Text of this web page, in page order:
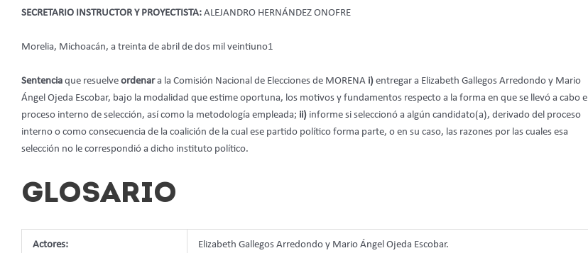
SECRETARIO INSTRUCTOR Y PROYECTISTA: ALEJANDRO HERNÁNDEZ ONOFRE
Morelia, Michoacán, a treinta de abril de dos mil veintiuno1
Sentencia que resuelve ordenara la Comisión Nacional de Elecciones de MORENA i) entregar a Elizabeth Gallegos Arredondo y Mario
Ángel Ojeda Escobar, bajo la modalidad que estime oportuna, los motivos y fundamentos respecto a la forma en que se llevó a cabo el
proceso interno de selección, así como la metodología empleada; ii) informe si seleccionó a algún candidato(a), derivado del proceso
interno o como consecuencia de la coalición de la cual ese partido político forma parte, o en su caso, las razones por las cuales esa
selección no le correspondió a dicho instituto político.
GLOSARIO
Actores: Elizabeth Gallegos Arredondo y Mario Ángel Ojeda Escobar.